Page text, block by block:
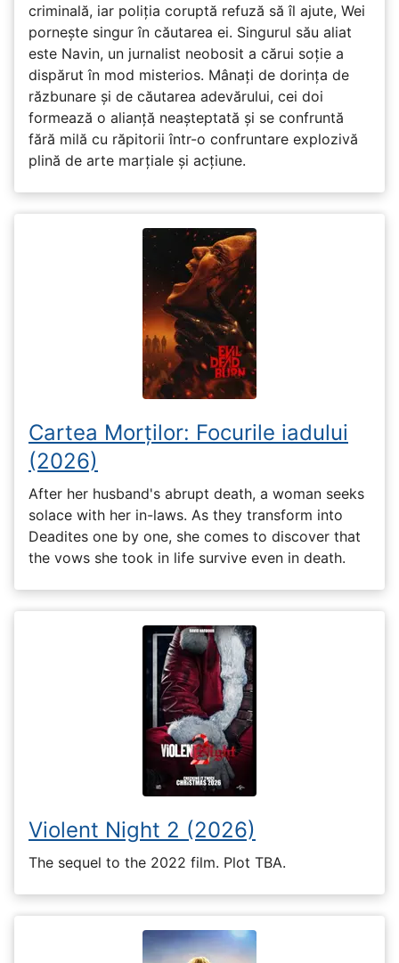
criminală, iar poliția coruptă refuză să îl ajute, Wei
pornește singur în căutarea ei. Singurul său aliat
este Navin, un jurnalist neobosit a cărui soție a
dispărut în mod misterios. Mânați de dorința de
răzbunare și de căutarea adevărului, cei doi
formează o alianță neașteptată și se confruntă
fără milă cu răpitorii într-o confruntare explozivă
plină de arte marțiale și acțiune.
Cartea Morților: Focurile iadului
(2026)
After her husband's abrupt death, a woman seeks
solace with her in-laws. As they transform into
Deadites one by one, she comes to discover that
the vows she took in life survive even in death.
Violent Night 2 (2026)
The sequel to the 2022 film. Plot TBA.